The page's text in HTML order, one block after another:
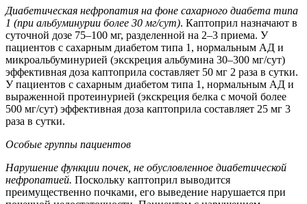
Диабетическая нефропатия на фоне сахарного диабета типа
1 (при альбуминурии более 30 мг/сут). Каптоприл назначают в
суточной дозе 75–100 мг, разделенной на 2–3 приема. У
пациентов с сахарным диабетом типа 1, нормальным АД и
микроальбуминурией (экскреция альбумина 30–300 мг/сут)
эффективная доза каптоприла составляет 50 мг 2 раза в сутки.
У пациентов с сахарным диабетом типа 1, нормальным АД и
выраженной протеинурией (экскреция белка с мочой более
500 мг/сут) эффективная доза каптоприла составляет 25 мг 3
раза в сутки.
Особые группы пациентов
Нарушение функции почек, не обусловленное диабетической
нефропатией. Поскольку каптоприл выводится
преимущественно почками, его выведение нарушается при